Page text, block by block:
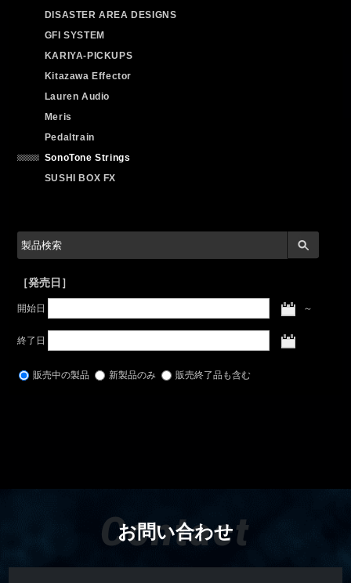
DISASTER AREA DESIGNS
GFI SYSTEM
KARIYA-PICKUPS
Kitazawa Effector
Lauren Audio
Meris
Pedaltrain
SonoTone Strings
SUSHI BOX FX
［発売日］
開始日 ～
終了日
販売中の製品 新製品のみ 販売終了品も含む
お問い合わせ
Contact